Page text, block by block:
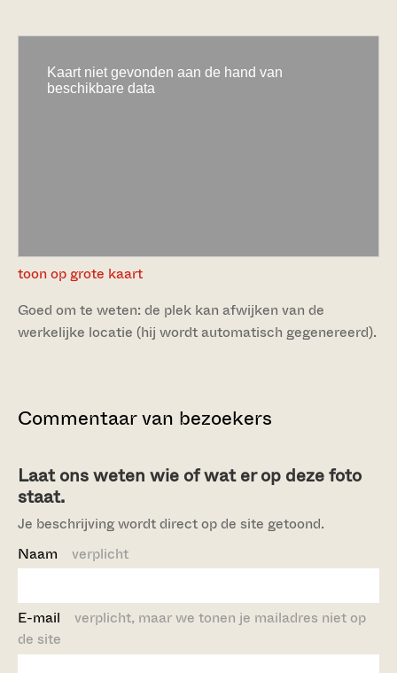
toon op grote kaart
Goed om te weten: de plek kan afwijken van de
werkelijke locatie (hij wordt automatisch gegenereerd).
Commentaar van bezoekers
Laat ons weten wie of wat er op deze foto
staat.
Je beschrijving wordt direct op de site getoond.
Naam verplicht
E-mail verplicht, maar we tonen je mailadres niet op
de site